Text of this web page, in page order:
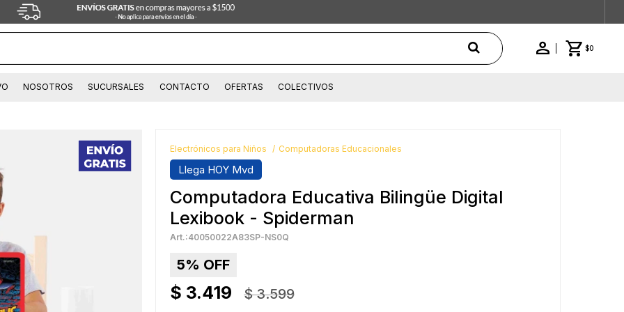
$0
NOSOTROS SUCURSALES CONTACTO OFERTAS COLECTIVOS
Electrónicos para Niños Computadoras Educacionales
Llega HOY Mvd
Computadora Educativa Bilingüe Digital
Lexibook - Spiderman
40050022A83SP-NS0Q
5
$ 3.419 $ 3.599